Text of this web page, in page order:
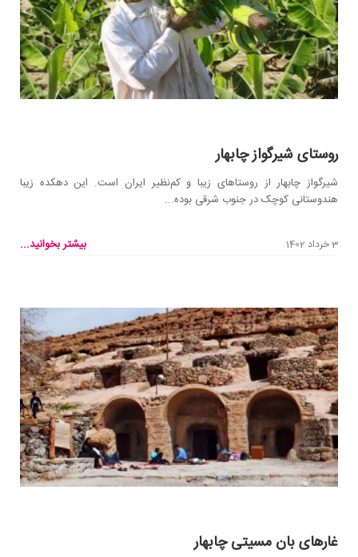
روستای شیرگواز چابهار
شیرگواز چابهار از روستاهای زیبا و کم‌نظیر ایران است. این دهکده زیبا
هندوستانی کوچک در جنوب شرقی بوده...
3 خرداد 1402 بیشتر بخوانید...
غارهای بان مسیتی چابهار